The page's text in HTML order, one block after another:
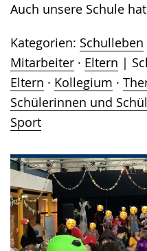
Auch unsere Schule
Kategorien: Schulleben
Mitarbeiter · Eltern
Eltern · Kollegium ·
Schülerinnen und
Sport